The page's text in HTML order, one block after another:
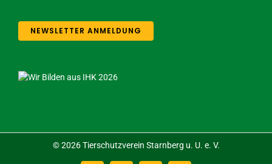
NEWSLETTER ANMELDUNG
©2026 Tierschutzverein Starnberg u. U. e. V.